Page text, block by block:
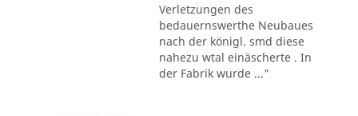
Verletzungen des
bedauernswerthe Neubaues
nach der königl. smd diese
nahezu wtal einäscherte . In
der Fabrik wurde ..."